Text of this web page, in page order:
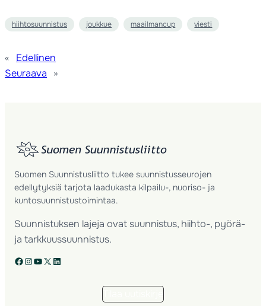
hiihtosuunnistus joukkue maailmancup viesti
«
Edellinen
Seuraava
»
Suomen Suunnistusliitto tukee suunnistusseurojen
edellytyksiä tarjota laadukasta kilpailu-, nuoriso- ja
kuntosuunnistustoimintaa.
Suunnistuksen lajeja ovat suunnistus, hiihto-, pyörä-
ja tarkkuussuunnistus.
Facebook Instagram YouTube X LinkedIn